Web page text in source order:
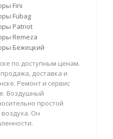
Fini
Fubag
Patriot
Remeza
Бежецкий
по доступным ценам.
доставка и
Ремонт и сервис
Воздушный
простой
Он